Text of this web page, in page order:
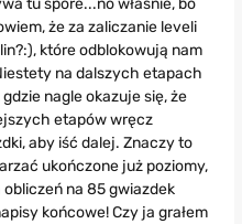
tu spore...no właśnie, bo
że za zaliczanie leveli
które odblokowują nam
na dalszych etapach
nagle okazuje się, że
etapów wręcz
aby iść dalej. Znaczy to
ukończone już poziomy,
na 85 gwiazdek
końcowe! Czy ja grałem